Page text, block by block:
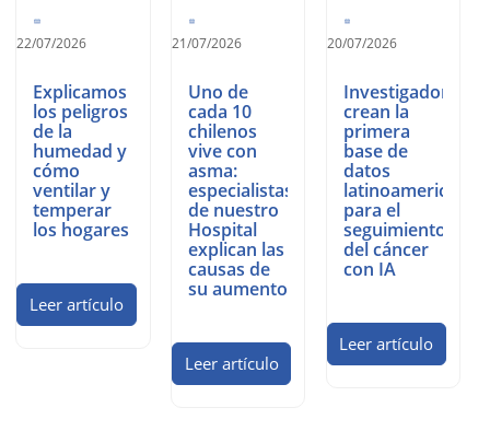
22/07/2026
Explicamos
los peligros
de la
humedad y
cómo
ventilar y
temperar
los hogares
Leer artículo
21/07/2026
Uno de
cada 10
chilenos
vive con
asma:
especialistas
de nuestro
Hospital
explican las
causas de
su aumento
Leer artículo
20/07/2026
Investigadores
crean la
primera
base de
datos
latinoamericana
para el
seguimiento
del cáncer
con IA
Leer artículo